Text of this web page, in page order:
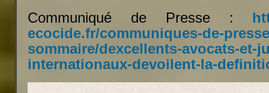
Communiqué de Presse :
ecocide.fr/communiques-de-
sommaire/dexcellents-avocats-et-
internationaux-devoilent-la-